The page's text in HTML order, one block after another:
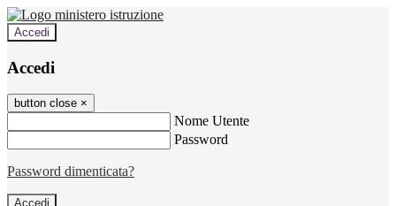
Accedi
Accedi
button close ×
Nome Utente
Password
Password dimenticata?